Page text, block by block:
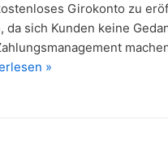
Girokonto zu
da sich Kunden keine
»